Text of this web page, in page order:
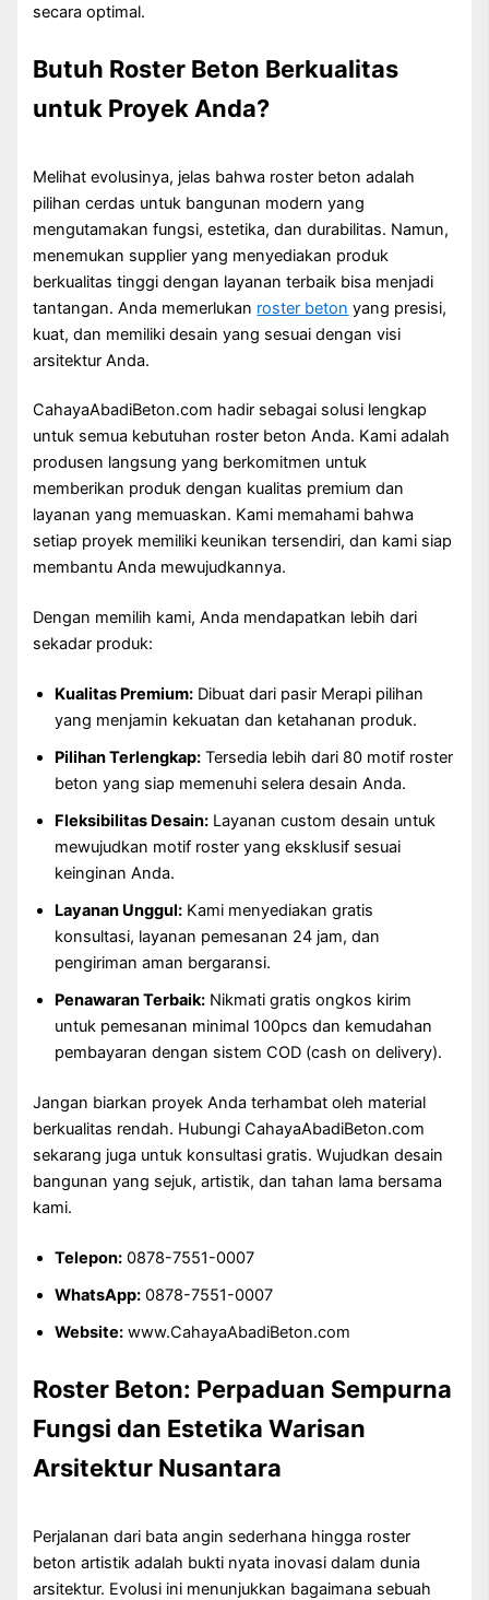
secara optimal.
Butuh Roster Beton Berkualitas
untuk Proyek Anda?
Melihat evolusinya, jelas bahwa roster beton adalah
pilihan cerdas untuk bangunan modern yang
mengutamakan fungsi, estetika, dan durabilitas. Namun,
menemukan supplier yang menyediakan produk
berkualitas tinggi dengan layanan terbaik bisa menjadi
tantangan. Anda memerlukan roster beton yang presisi,
kuat, dan memiliki desain yang sesuai dengan visi
arsitektur Anda.
CahayaAbadiBeton.com hadir sebagai solusi lengkap
untuk semua kebutuhan roster beton Anda. Kami adalah
produsen langsung yang berkomitmen untuk
memberikan produk dengan kualitas premium dan
layanan yang memuaskan. Kami memahami bahwa
setiap proyek memiliki keunikan tersendiri, dan kami siap
membantu Anda mewujudkannya.
Dengan memilih kami, Anda mendapatkan lebih dari
sekadar produk:
Kualitas Premium: Dibuat dari pasir Merapi pilihan
yang menjamin kekuatan dan ketahanan produk.
Pilihan Terlengkap: Tersedia lebih dari 80 motif roster
beton yang siap memenuhi selera desain Anda.
Fleksibilitas Desain: Layanan custom desain untuk
mewujudkan motif roster yang eksklusif sesuai
keinginan Anda.
Layanan Unggul: Kami menyediakan gratis
konsultasi, layanan pemesanan 24 jam, dan
pengiriman aman bergaransi.
Penawaran Terbaik: Nikmati gratis ongkos kirim
untuk pemesanan minimal 100pcs dan kemudahan
pembayaran dengan sistem COD (cash on delivery).
Jangan biarkan proyek Anda terhambat oleh material
berkualitas rendah. Hubungi CahayaAbadiBeton.com
sekarang juga untuk konsultasi gratis. Wujudkan desain
bangunan yang sejuk, artistik, dan tahan lama bersama
kami.
Telepon: 0878-7551-0007
WhatsApp: 0878-7551-0007
Website: www.CahayaAbadiBeton.com
Roster Beton: Perpaduan Sempurna
Fungsi dan Estetika Warisan
Arsitektur Nusantara
Perjalanan dari bata angin sederhana hingga roster
beton artistik adalah bukti nyata inovasi dalam dunia
arsitektur. Evolusi ini menunjukkan bagaimana sebuah